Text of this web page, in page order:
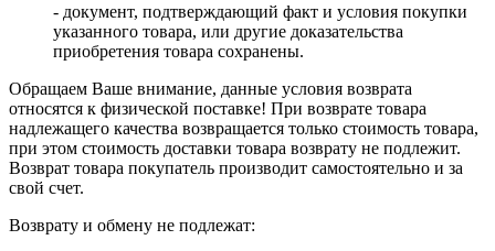
- документ, подтверждающий факт и условия покупки
указанного товара, или другие доказательства
приобретения товара сохранены.
Обращаем Ваше внимание, данные условия возврата
относятся к физической поставке! При возврате товара
надлежащего качества возвращается только стоимость товара,
при этом стоимость доставки товара возврату не подлежит.
Возврат товара покупатель производит самостоятельно и за
свой счет.
Возврату и обмену не подлежат: